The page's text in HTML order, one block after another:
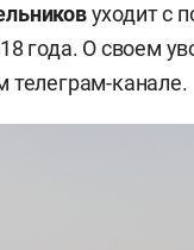
уходит с
года. О своем
телеграм-канале.